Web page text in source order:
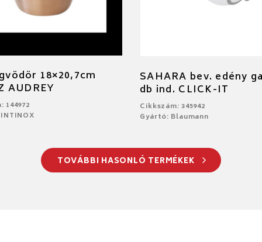
18×20,7cm
AUDREY
144972
SAHARA bev. edény
db ind. CLICK-IT
Cikkszám: 345942
Gyártó: Blaumann
TOVÁBBI HASONLÓ TERMÉKEK